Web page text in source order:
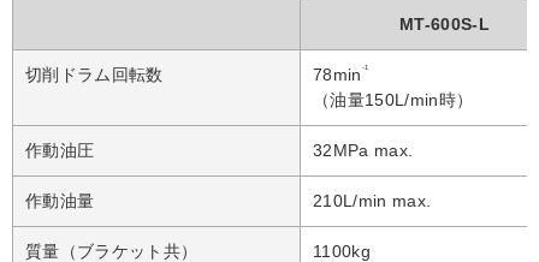
MT-600S-L
切削ドラム回転数 78min -1
（油量150L/min時）
作動油圧 32MPa max.
作動油量 210L/min max.
質量（ブラケット共） 1100kg